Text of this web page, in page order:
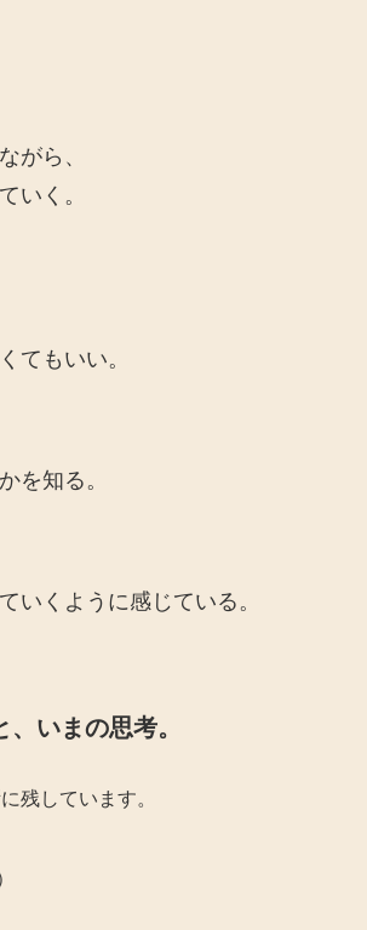
がら、
いく。
てもいい。
を知る。
いくように感じている。
いまの思考。
残しています。